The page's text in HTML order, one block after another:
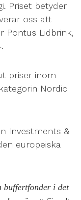
Priset betyder
oss att
Pontus Lidbrink,
priser inom
Nordic
Investments &
europeiska
buffertfonder i det